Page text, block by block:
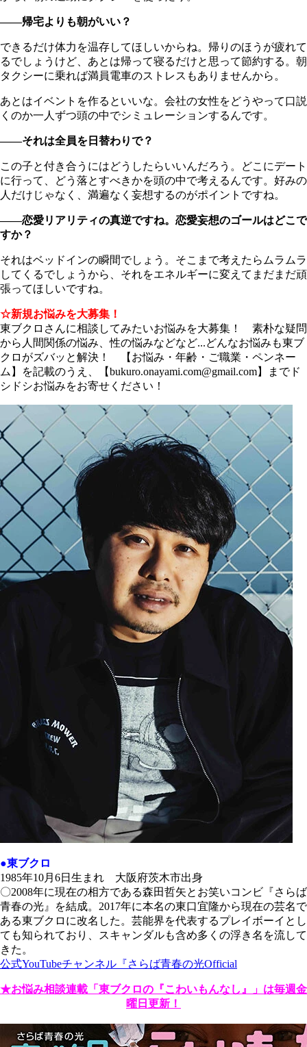
――帰宅よりも朝がいい？
できるだけ体力を温存してほしいからね。帰りのほうが疲れて
るでしょうけど、あとは帰って寝るだけと思って節約する。朝
タクシーに乗れば満員電車のストレスもありませんから。
あとはイベントを作るといいな。会社の女性をどうやって口説
くのか一人ずつ頭の中でシミュレーションするんです。
――それは全員を日替わりで？
この子と付き合うにはどうしたらいいんだろう。どこにデート
に行って、どう落とすべきかを頭の中で考えるんです。好みの
人だけじゃなく、満遍なく妄想するのがポイントですね。
――恋愛リアリティの真逆ですね。恋愛妄想のゴールはどこで
すか？
それはベッドインの瞬間でしょう。そこまで考えたらムラムラ
してくるでしょうから、それをエネルギーに変えてまだまだ頑
張ってほしいですね。
☆新規お悩みを大募集！
東ブクロさんに相談してみたいお悩みを大募集！ 素朴な疑問
から人間関係の悩み、性の悩みなどなど...どんなお悩みも東ブ
クロがズバッと解決！ 【お悩み・年齢・ご職業・ペンネー
ム】を記載のうえ、【bukuro.onayami.com@gmail.com】までド
シドシお悩みをお寄せください！
●東ブクロ
1985年10月6日生まれ 大阪府茨木市出身
〇2008年に現在の相方である森田哲矢とお笑いコンビ『さらば
青春の光』を結成。2017年に本名の東口宜隆から現在の芸名で
ある東ブクロに改名した。芸能界を代表するプレイボーイとし
ても知られており、スキャンダルも含め多くの浮き名を流して
きた。
公式YouTubeチャンネル『さらば青春の光Official
★お悩み相談連載「東ブクロの『こわいもんなし』」は毎週金
曜日更新！